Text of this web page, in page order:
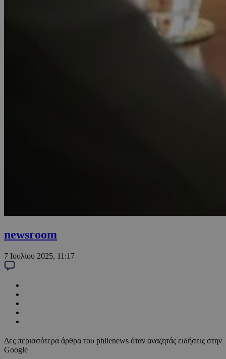
newsroom
7 Ιουλίου 2025, 11:17
Δες περισσότερα άρθρα του philenews όταν αναζητάς ειδήσεις στην
Google